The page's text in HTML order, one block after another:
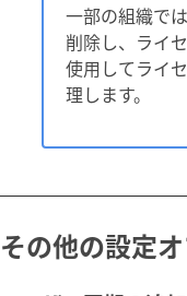
一部の組織で
削除し、ライ
使用してライ
理します。
その他の設定